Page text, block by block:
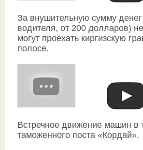
За внушительную сумму
водителя, от 200 долларов)
могут проехать киргизскую
полосе.
Встречное движение машин в
таможенного поста «Кордай».